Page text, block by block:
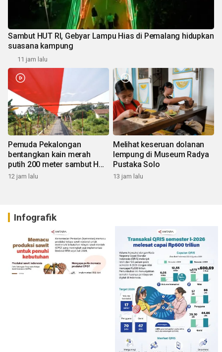
Sambut HUT RI, Gebyar Lampu Hias di Pemalang hidupkan
suasana kampung
11 jam lalu
Pemuda Pekalongan
bentangkan kain merah
putih 200 meter sambut HUT
RI
12 jam lalu
Melihat keseruan dolanan
lempung di Museum Radya
Pustaka Solo
13 jam lalu
Infografik